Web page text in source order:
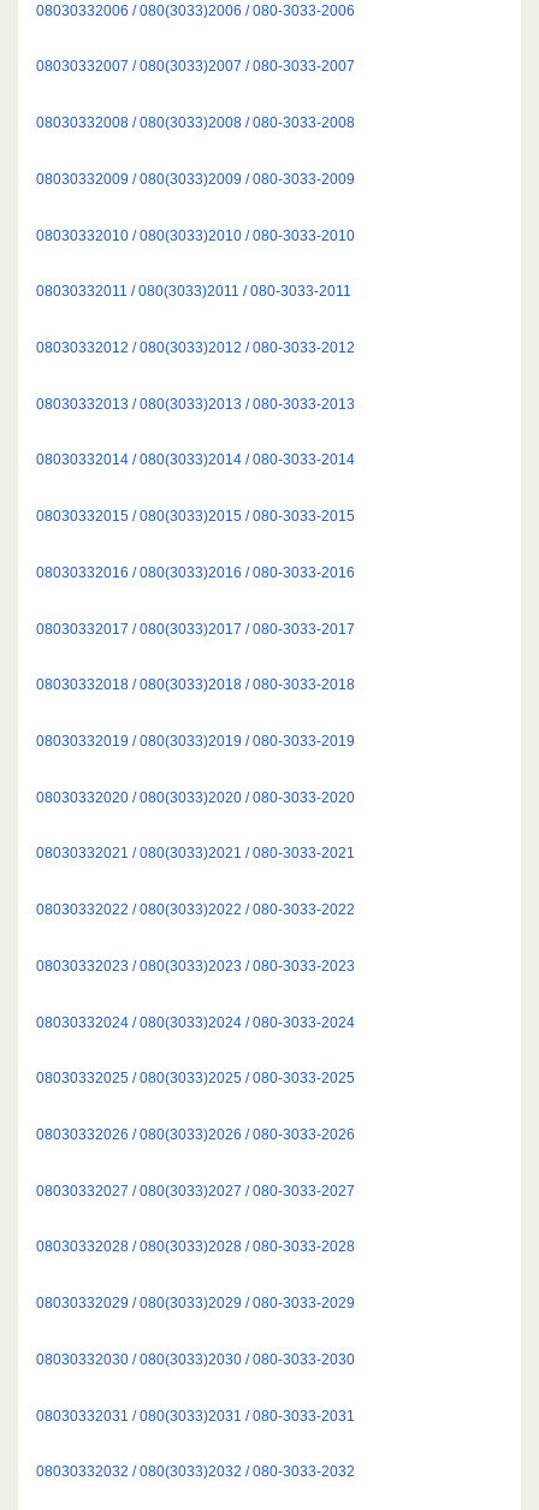
08030332006 / 080(3033)2006 / 080-3033-2006
08030332007 / 080(3033)2007 / 080-3033-2007
08030332008 / 080(3033)2008 / 080-3033-2008
08030332009 / 080(3033)2009 / 080-3033-2009
08030332010 / 080(3033)2010 / 080-3033-2010
08030332011 / 080(3033)2011 / 080-3033-2011
08030332012 / 080(3033)2012 / 080-3033-2012
08030332013 / 080(3033)2013 / 080-3033-2013
08030332014 / 080(3033)2014 / 080-3033-2014
08030332015 / 080(3033)2015 / 080-3033-2015
08030332016 / 080(3033)2016 / 080-3033-2016
08030332017 / 080(3033)2017 / 080-3033-2017
08030332018 / 080(3033)2018 / 080-3033-2018
08030332019 / 080(3033)2019 / 080-3033-2019
08030332020 / 080(3033)2020 / 080-3033-2020
08030332021 / 080(3033)2021 / 080-3033-2021
08030332022 / 080(3033)2022 / 080-3033-2022
08030332023 / 080(3033)2023 / 080-3033-2023
08030332024 / 080(3033)2024 / 080-3033-2024
08030332025 / 080(3033)2025 / 080-3033-2025
08030332026 / 080(3033)2026 / 080-3033-2026
08030332027 / 080(3033)2027 / 080-3033-2027
08030332028 / 080(3033)2028 / 080-3033-2028
08030332029 / 080(3033)2029 / 080-3033-2029
08030332030 / 080(3033)2030 / 080-3033-2030
08030332031 / 080(3033)2031 / 080-3033-2031
08030332032 / 080(3033)2032 / 080-3033-2032